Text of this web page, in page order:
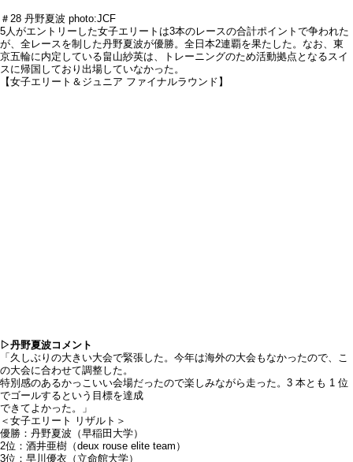
＃28 丹野夏波 photo:JCF
5人がエントリーした女子エリートは3本のレースの合計ポイントで争われた
が、全レースを制した丹野夏波が優勝。全日本2連覇を果たした。なお、東
京五輪に内定している畠山紗英は、トレーニングのため活動拠点となるスイ
スに帰国しており出場していなかった。
【女子エリート＆ジュニア ファイナルラウンド】
▷丹野夏波コメント
「久しぶりの大きい大会で緊張した。今年は海外の大会もなかったので、こ
の大会に合わせて調整した。
特別感のあるかっこいい会場だったので楽しみながら走った。3 本とも 1 位
でゴールするという目標を達成
できてよかった。」
＜女子エリート リザルト＞
優勝：丹野夏波（早稲田大学）
2位：酒井亜樹（deux rouse elite team）
3位：早川優衣（立命館大学）